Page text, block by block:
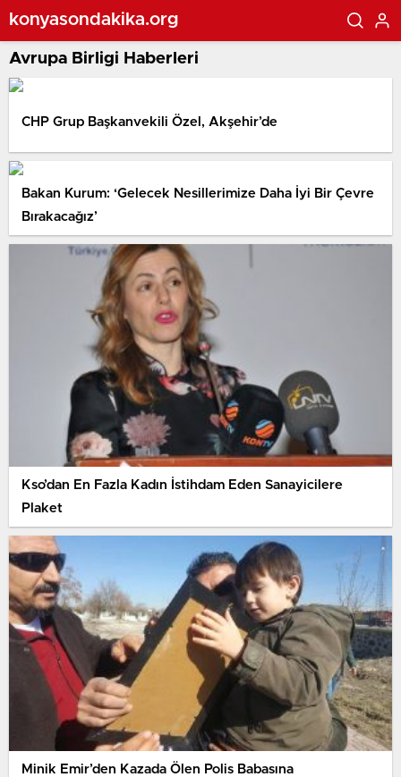
konyasondakika.org
Avrupa Birligi Haberleri
CHP Grup Başkanvekili Özel, Akşehir’de
Bakan Kurum: ‘Gelecek Nesillerimize Daha İyi Bir Çevre
Bırakacağız’
Kso’dan En Fazla Kadın İstihdam Eden Sanayicilere
Plaket
Minik Emir’den Kazada Ölen Polis Babasına